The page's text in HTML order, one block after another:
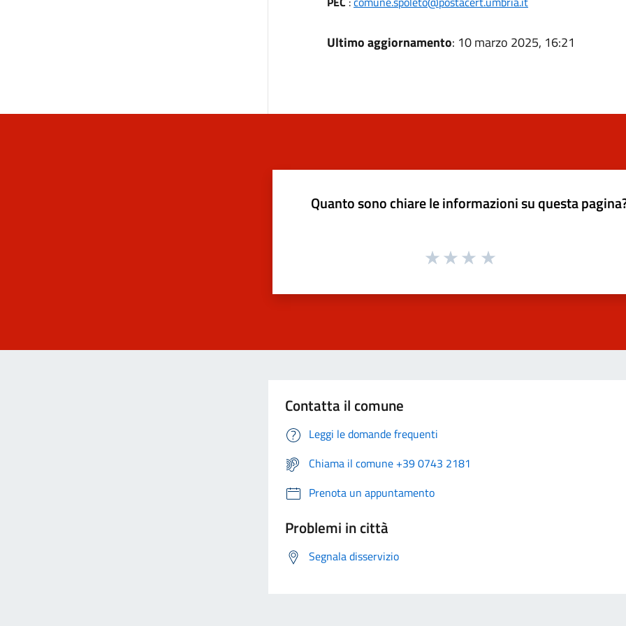
Ultimo aggiornamento: 10 marzo 2025, 16:21
Quanto sono chiare le informazioni su questa
Contatta il comune
Leggi le domande frequenti
Chiama il comune +39 0743 2181
Prenota un appuntamento
Problemi in città
Segnala disservizio